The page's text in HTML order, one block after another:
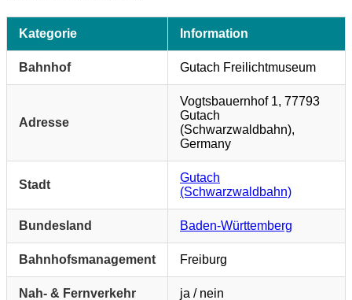
Kategorie Information
Bahnhof Gutach Freilichtmuseum
Adresse
Vogtsbauernhof 1, 77793
Gutach
(Schwarzwaldbahn),
Germany
Stadt
Gutach
(Schwarzwaldbahn)
Bundesland Baden-Württemberg
Bahnhofsmanagement Freiburg
Nah- & Fernverkehr ja / nein